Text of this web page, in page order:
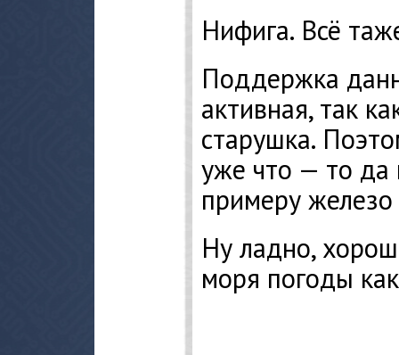
Нифига. Всё
Поддержка
активная, так
старушка.
уже что — то да
примеру
Ну ладно,
моря погоды